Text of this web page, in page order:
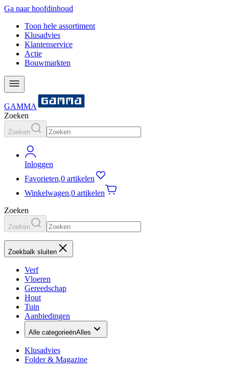
Ga naar hoofdinhoud
Toon hele assortiment
Klusadvies
Klantenservice
Actie
Bouwmarkten
GAMMA
Zoeken
Zoeken
Inloggen
Favorieten,0 artikelen
Winkelwagen,0 artikelen
Zoeken
Zoeken
Zoekbalk sluiten
Verf
Vloeren
Gereedschap
Hout
Tuin
Aanbiedingen
Alle categorieënAlles
Klusadvies
Folder & Magazine